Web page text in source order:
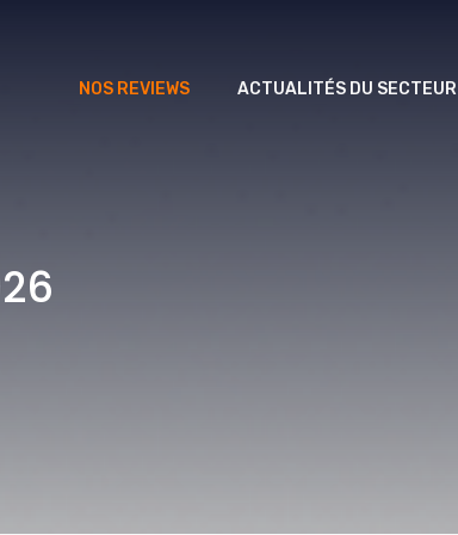
NOS REVIEWS ACTUALITÉS DU SECTEUR